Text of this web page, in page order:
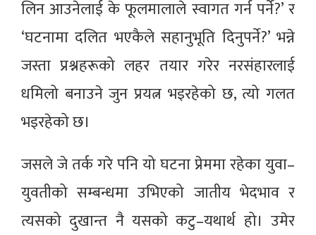
लिन आउनेलाई के फूलमालाले स्वागत गर्न पर्ने?’ र
‘घटनामा दलित भएकैले सहानुभूति दिनुपर्ने?’ भन्ने
जस्ता प्रश्नहरूको लहर तयार गरेर नरसंहारलाई
धमिलो बनाउने जुन प्रयत्न भइरहेको छ, त्यो गलत
भइरहेको छ।
जसले जे तर्क गरे पनि यो घटना प्रेममा रहेका युवा–
युवतीको सम्बन्धमा उभिएको जातीय भेदभाव र
त्यसको दुखान्त नै यसको कटु–यथार्थ हो। उमेर